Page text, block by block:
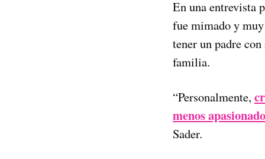
En una entrevista
fue mimado y
tener un padre
familia.
“Personalmente,
menos
Sader.